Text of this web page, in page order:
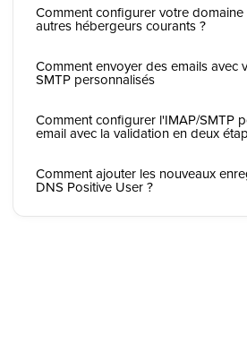
Comment configurer votre
autres hébergeurs courants ?
Comment envoyer des emails avec
SMTP personnalisés
Comment configurer l'IMAP/SMTP
email avec la validation en deux
Comment ajouter les nouveaux
DNS Positive User ?